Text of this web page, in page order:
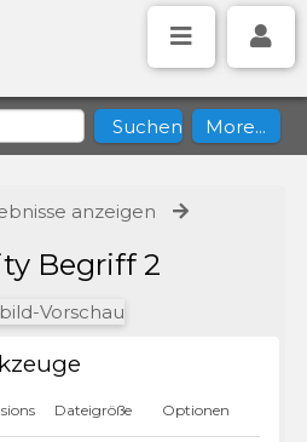
anzeigen
Begriff 2
Dateigröße Optionen